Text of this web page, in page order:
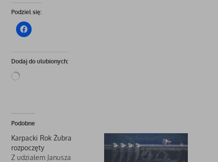
Podziel się:
Dodaj do ulubionych:
Wczytywanie…
Podobne
Karpacki Rok Żubra
rozpoczęty
Z udziałem Janusza